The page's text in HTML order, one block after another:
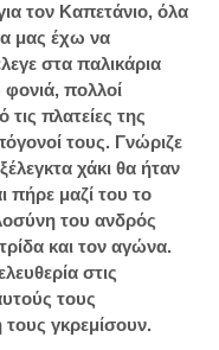
τον Καπετάνιο, όλα
μας έχω να
στα παλικάρια
πολλοί
πλατείες της
τους. Γνώριζε
χάκι θα ήταν
πήρε μαζί του το
του ανδρός
και τον αγώνα.
στις
τους
γκρεμίσουν.